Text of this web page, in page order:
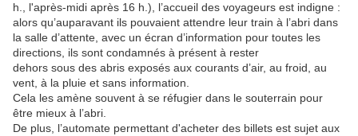
h., l'après-midi après 16 h.), l’accueil des voyageurs est indigne :
alors qu’auparavant ils pouvaient attendre leur train à l’abri dans
la salle d’attente, avec un écran d’information pour toutes les
directions, ils sont condamnés à présent à rester
dehors sous des abris exposés aux courants d’air, au froid, au
vent, à la pluie et sans information.
Cela les amène souvent à se réfugier dans le souterrain pour
être mieux à l’abri.
De plus, l’automate permettant d'acheter des billets est sujet aux